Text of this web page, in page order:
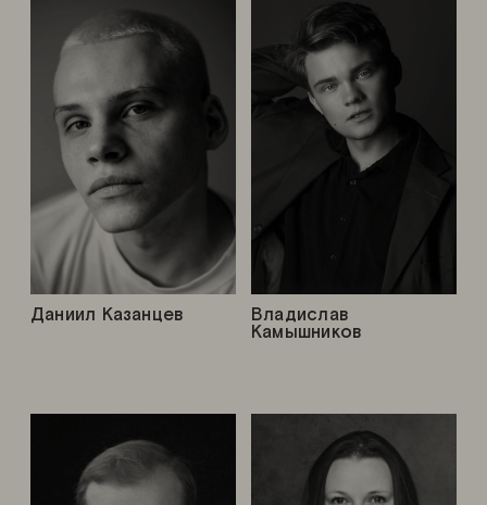
Даниил Казанцев Владислав
Камышников